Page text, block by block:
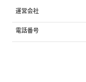
運営会社
電話番号